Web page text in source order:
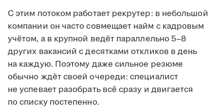
С этим потоком работает рекрутер: в небольшой
компании он часто совмещает найм с кадровым
учётом, а в крупной ведёт параллельно 5–8
других вакансий с десятками откликов в день
на каждую. Поэтому даже сильное резюме
обычно ждёт своей очереди: специалист
не успевает разобрать всё сразу и двигается
по списку постепенно.